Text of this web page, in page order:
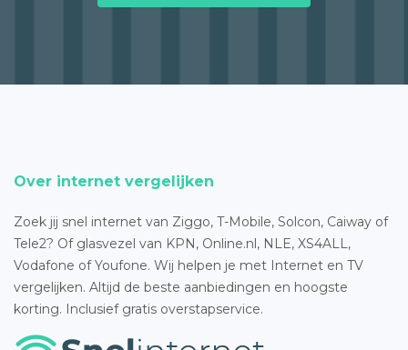
Over internet vergelijken
Zoek jij snel internet van Ziggo, T-Mobile, Solcon, Caiway of
Tele2? Of glasvezel van KPN, Online.nl, NLE, XS4ALL,
Vodafone of Youfone. Wij helpen je met Internet en TV
vergelijken. Altijd de beste aanbiedingen en hoogste
korting. Inclusief gratis overstapservice.